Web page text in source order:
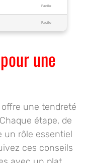
Facile
Facile
une
une tendreté
étape, de
un rôle essentiel
ces conseils